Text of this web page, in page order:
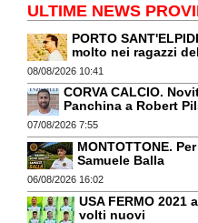
ULTIME NEWS
PORTO
molto nei ragazzi
08/08/2026 10:41
CORVA CALCIO.
Panchina a Robert
07/08/2026 7:55
MONTOTTONE.
Samuele Balla
06/08/2026 16:02
USA FERMO
volti nuovi